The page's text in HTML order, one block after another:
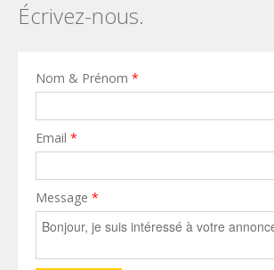
Écrivez-nous.
Nom & Prénom *
Email *
Message *